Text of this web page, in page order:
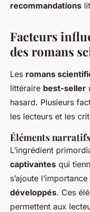
recommandations
Facteurs
des romans
Les romans
littéraire best-seller
hasard. Plusieurs
les lecteurs et les
Éléments narratifs
L’ingrédient
captivantes qui
s’ajoute
développés. Ces
permettent aux